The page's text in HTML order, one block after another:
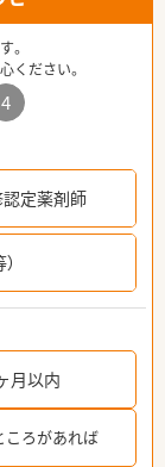
。
ください。
4
定薬剤師
月以内
ころがあれば